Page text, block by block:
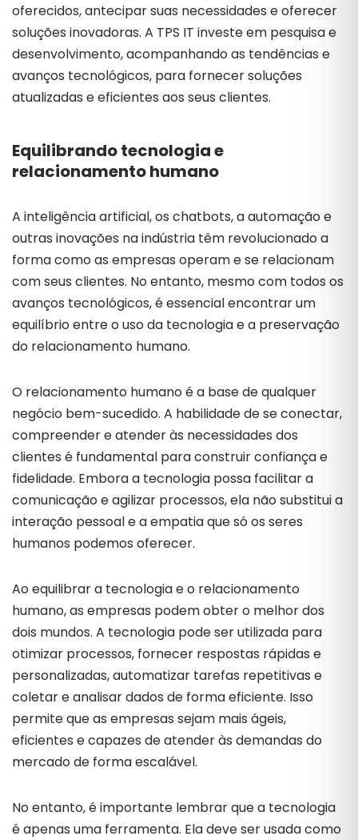
oferecidos, antecipar suas necessidades e oferecer
soluções inovadoras. A TPS IT investe em pesquisa e
desenvolvimento, acompanhando as tendências e
avanços tecnológicos, para fornecer soluções
atualizadas e eficientes aos seus clientes.
Equilibrando tecnologia e
relacionamento humano
A inteligência artificial, os chatbots, a automação e
outras inovações na indústria têm revolucionado a
forma como as empresas operam e se relacionam
com seus clientes. No entanto, mesmo com todos os
avanços tecnológicos, é essencial encontrar um
equilíbrio entre o uso da tecnologia e a preservação
do relacionamento humano.
O relacionamento humano é a base de qualquer
negócio bem-sucedido. A habilidade de se conectar,
compreender e atender às necessidades dos
clientes é fundamental para construir confiança e
fidelidade. Embora a tecnologia possa facilitar a
comunicação e agilizar processos, ela não substitui a
interação pessoal e a empatia que só os seres
humanos podemos oferecer.
Ao equilibrar a tecnologia e o relacionamento
humano, as empresas podem obter o melhor dos
dois mundos. A tecnologia pode ser utilizada para
otimizar processos, fornecer respostas rápidas e
personalizadas, automatizar tarefas repetitivas e
coletar e analisar dados de forma eficiente. Isso
permite que as empresas sejam mais ágeis,
eficientes e capazes de atender às demandas do
mercado de forma escalável.
No entanto, é importante lembrar que a tecnologia
é apenas uma ferramenta. Ela deve ser usada como